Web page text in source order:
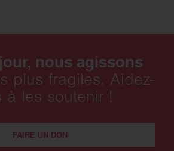
nous agissons
plus fragiles. Aidez-
à les soutenir !
FAIRE UN DON